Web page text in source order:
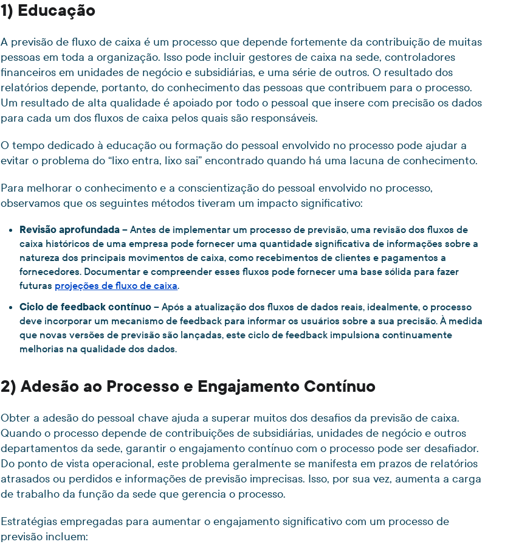
1) Educação
A previsão de fluxo de caixa é um processo que depende fortemente da contribuição de muitas
pessoas em toda a organização. Isso pode incluir gestores de caixa na sede, controladores
financeiros em unidades de negócio e subsidiárias, e uma série de outros. O resultado dos
relatórios depende, portanto, do conhecimento das pessoas que contribuem para o processo.
Um resultado de alta qualidade é apoiado por todo o pessoal que insere com precisão os dados
para cada um dos fluxos de caixa pelos quais são responsáveis.
O tempo dedicado à educação ou formação do pessoal envolvido no processo pode ajudar a
evitar o problema do “lixo entra, lixo sai” encontrado quando há uma lacuna de conhecimento.
Para melhorar o conhecimento e a conscientização do pessoal envolvido no processo,
observamos que os seguintes métodos tiveram um impacto significativo:
Revisão aprofundada– Antes de implementar um processo de previsão, uma revisão dos fluxos de
caixa históricos de uma empresa pode fornecer uma quantidade significativa de informações sobre a
natureza dos principais movimentos de caixa, como recebimentos de clientes e pagamentos a
fornecedores. Documentar e compreender esses fluxos pode fornecer uma base sólida para fazer
futuras projeções de fluxo de caixa.
Ciclo de feedback contínuo– Após a atualização dos fluxos de dados reais, idealmente, o processo
deve incorporar um mecanismo de feedback para informar os usuários sobre a sua precisão. À medida
que novas versões de previsão são lançadas, este ciclo de feedback impulsiona continuamente
melhorias na qualidade dos dados.
2) Adesão ao Processo e Engajamento Contínuo
Obter a adesão do pessoal chave ajuda a superar muitos dos desafios da previsão de caixa.
Quando o processo depende de contribuições de subsidiárias, unidades de negócio e outros
departamentos da sede, garantir o engajamento contínuo com o processo pode ser desafiador.
Do ponto de vista operacional, este problema geralmente se manifesta em prazos de relatórios
atrasados ou perdidos e informações de previsão imprecisas. Isso, por sua vez, aumenta a carga
de trabalho da função da sede que gerencia o processo.
Estratégias empregadas para aumentar o engajamento significativo com um processo de
previsão incluem: